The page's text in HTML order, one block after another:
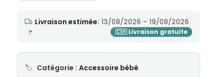
Livraison estimée: 13/08/2026 – 19/08/2026
Catégorie : Accessoire bébé